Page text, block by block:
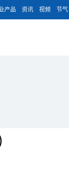
产品 资讯 视频 节气